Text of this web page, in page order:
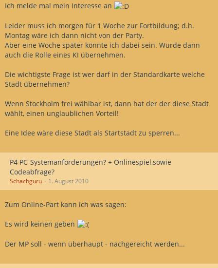
Ich melde mal mein Interesse an
Leider muss ich morgen für 1 Woche zur Fortbildung; d.h.
Montag wäre ich dann nicht von der Party.
Aber eine Woche später könnte ich dabei sein. Würde dann
auch die Rolle eines KI übernehmen.
Die wichtigste Frage ist wer darf in der Standardkarte welche
Stadt übernehmen?
Wenn Stockholm frei wählbar ist, dann hat der der diese Stadt
wählt, einen unglaublichen Vorteil!
Eine Idee wäre diese Stadt als Startstadt zu sperren...
P4 PC-Systemanforderungen? + Onlinespiel,sowie
Codeabfrage?
Schachguru 1. August 2010
Zum Online-Part kann ich was sagen:
Es wird keinen geben
Der MP soll - wenn überhaupt - nachgereicht werden...